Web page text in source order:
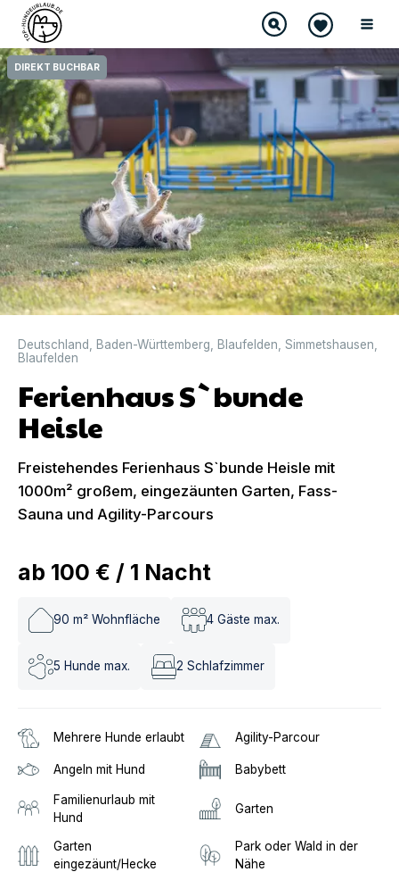
DIREKT BUCHBAR
Deutschland Baden-Württemberg Blaufelden Simmetshausen
Blaufelden
Ferienhaus S`bunde
Heisle
Freistehendes Ferienhaus S`bunde Heisle mit
1000m² großem, eingezäunten Garten, Fass-
Sauna und Agility-Parcours
ab 100 € / 1 Nacht
90 m² Wohnfläche 4 Gäste max.
5 Hunde max. 2 Schlafzimmer
Mehrere Hunde erlaubt Agility-Parcour
Angeln mit Hund Babybett
Familienurlaub mit
Hund
Garten
Garten
eingezäunt/Hecke
Park oder Wald in der
Nähe